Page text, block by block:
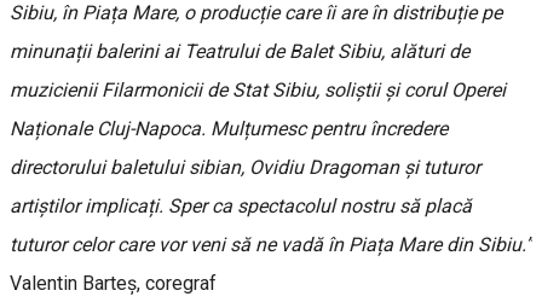
Sibiu, în Piața Mare, o producție care îi are în distribuție pe
minunații balerini ai Teatrului de Balet Sibiu, alături de
muzicienii Filarmonicii de Stat Sibiu, soliștii și corul Operei
Naționale Cluj-Napoca. Mulțumesc pentru încredere
directorului baletului sibian, Ovidiu Dragoman și tuturor
artiștilor implicați. Sper ca spectacolul nostru să placă
tuturor celor care vor veni să ne vadă în Piața Mare din Sibiu.”
Valentin Barteș, coregraf